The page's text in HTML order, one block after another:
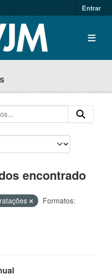
Entrar
encontrado
Formatos: